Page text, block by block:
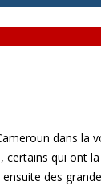
dans
qui ont
des